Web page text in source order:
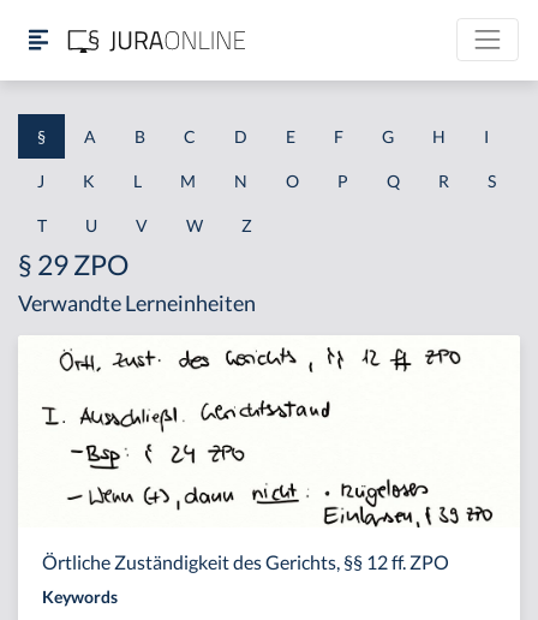
§ A B C D E F G H I
J K L M N O P Q R S
T U V W Z
§ 29 ZPO
Verwandte Lerneinheiten
Örtliche Zuständigkeit des Gerichts, §§ 12 ff. ZPO
Keywords